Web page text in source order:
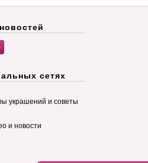
сетях
украшений и советы
и новости